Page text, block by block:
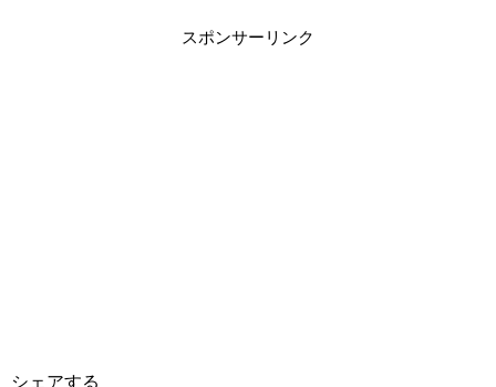
スポンサーリンク
シェアする